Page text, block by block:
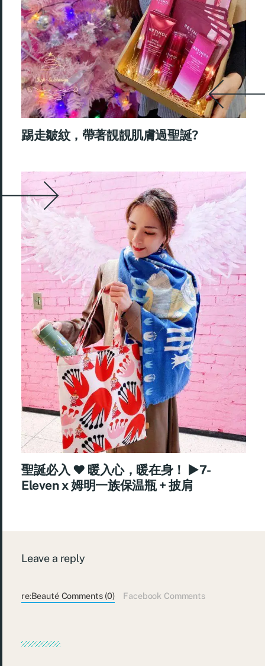
踢走皺紋，帶著靚靚肌膚過聖誕?
聖誕必入 ♥ 暖入心，暖在身！ ►7-
Eleven x 姆明一族保温瓶 + 披肩
Leave a reply
re:Beauté Comments (0) Facebook Comments